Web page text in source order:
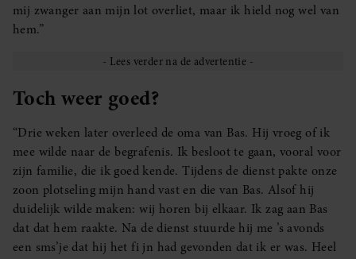
mij zwanger aan mijn lot overliet, maar ik hield nog wel van
hem.”
Toch weer goed?
“Drie weken later overleed de oma van Bas. Hij vroeg of ik
mee wilde naar de begrafenis. Ik besloot te gaan, vooral voor
zijn familie, die ik goed kende. Tijdens de dienst pakte onze
zoon plotseling mijn hand vast en die van Bas. Alsof hij
duidelijk wilde maken: wij horen bij elkaar. Ik zag aan Bas
dat dat hem raakte. Na de dienst stuurde hij me ’s avonds
een sms’je dat hij het fi jn had gevonden dat ik er was. Heel